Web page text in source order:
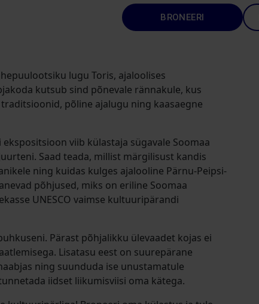
BRONEERI
lugu Toris, ajaloolises
kutsub sind põnevale rännakule, kus
põline ajalugu ning kaasaegne
ekspositsioon viib külastaja sügavale Soomaa
Saad teada, millist märgilisust kandis
ning kuidas kulges ajalooline Pärnu-Peipsi-
põhjused, miks on eriline Soomaa
UNESCO vaimse kultuuripärandi
Pärast põhjalikku ülevaadet kojas ei
Lisatasu eest on suurepärane
ning suunduda ise unustamatule
iidset liikumisviisi oma kätega.